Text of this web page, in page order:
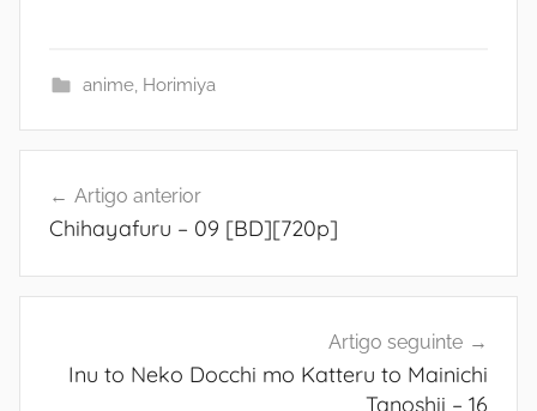
anime, Horimiya
Artigo anterior
Chihayafuru – 09 [BD][720p]
Artigo seguinte
Inu to Neko Docchi mo Katteru to Mainichi
Tanoshii – 16